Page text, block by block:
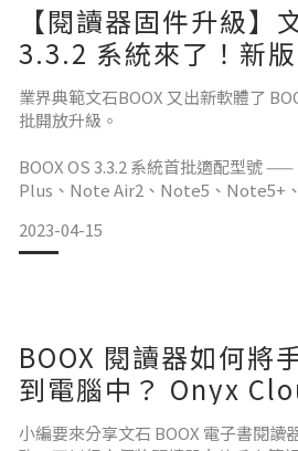
【閱讀器固件升級】
3.3.2 系統來了！新
華盤點
業界典範文石BOOX 又出新軟體了
批開放升級。
BOOX OS 3.3.2 系統首批適配型號
Plus、Note Air2、Note5、Note5+
了嗎？
詳細版介紹可以點擊這裡看更多功能
BOOX
2023-04-15
BOOX 閱讀器如何將
到電腦中？ Onyx
你輕鬆完成同步作業
小編要來分享文石 BOOX 電子書閱讀